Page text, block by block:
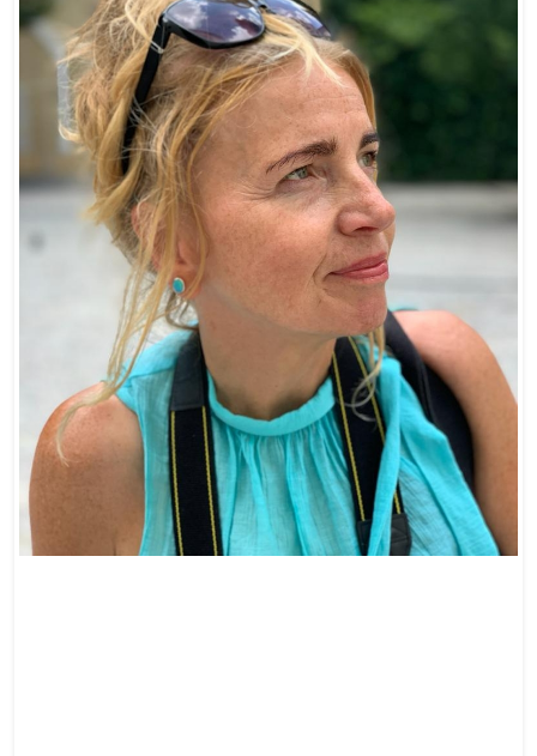
Nagrody: 12
Doswiadczenie zawodowe: 12 lat